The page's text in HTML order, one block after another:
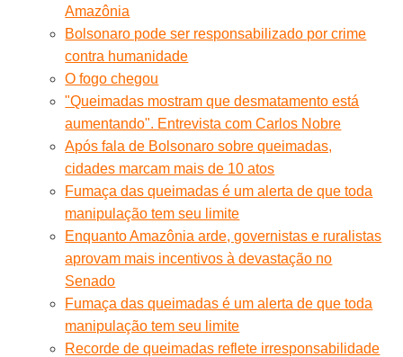
Amazônia
Bolsonaro pode ser responsabilizado por crime
contra humanidade
O fogo chegou
"Queimadas mostram que desmatamento está
aumentando". Entrevista com Carlos Nobre
Após fala de Bolsonaro sobre queimadas,
cidades marcam mais de 10 atos
Fumaça das queimadas é um alerta de que toda
manipulação tem seu limite
Enquanto Amazônia arde, governistas e ruralistas
aprovam mais incentivos à devastação no
Senado
Fumaça das queimadas é um alerta de que toda
manipulação tem seu limite
Recorde de queimadas reflete irresponsabilidade